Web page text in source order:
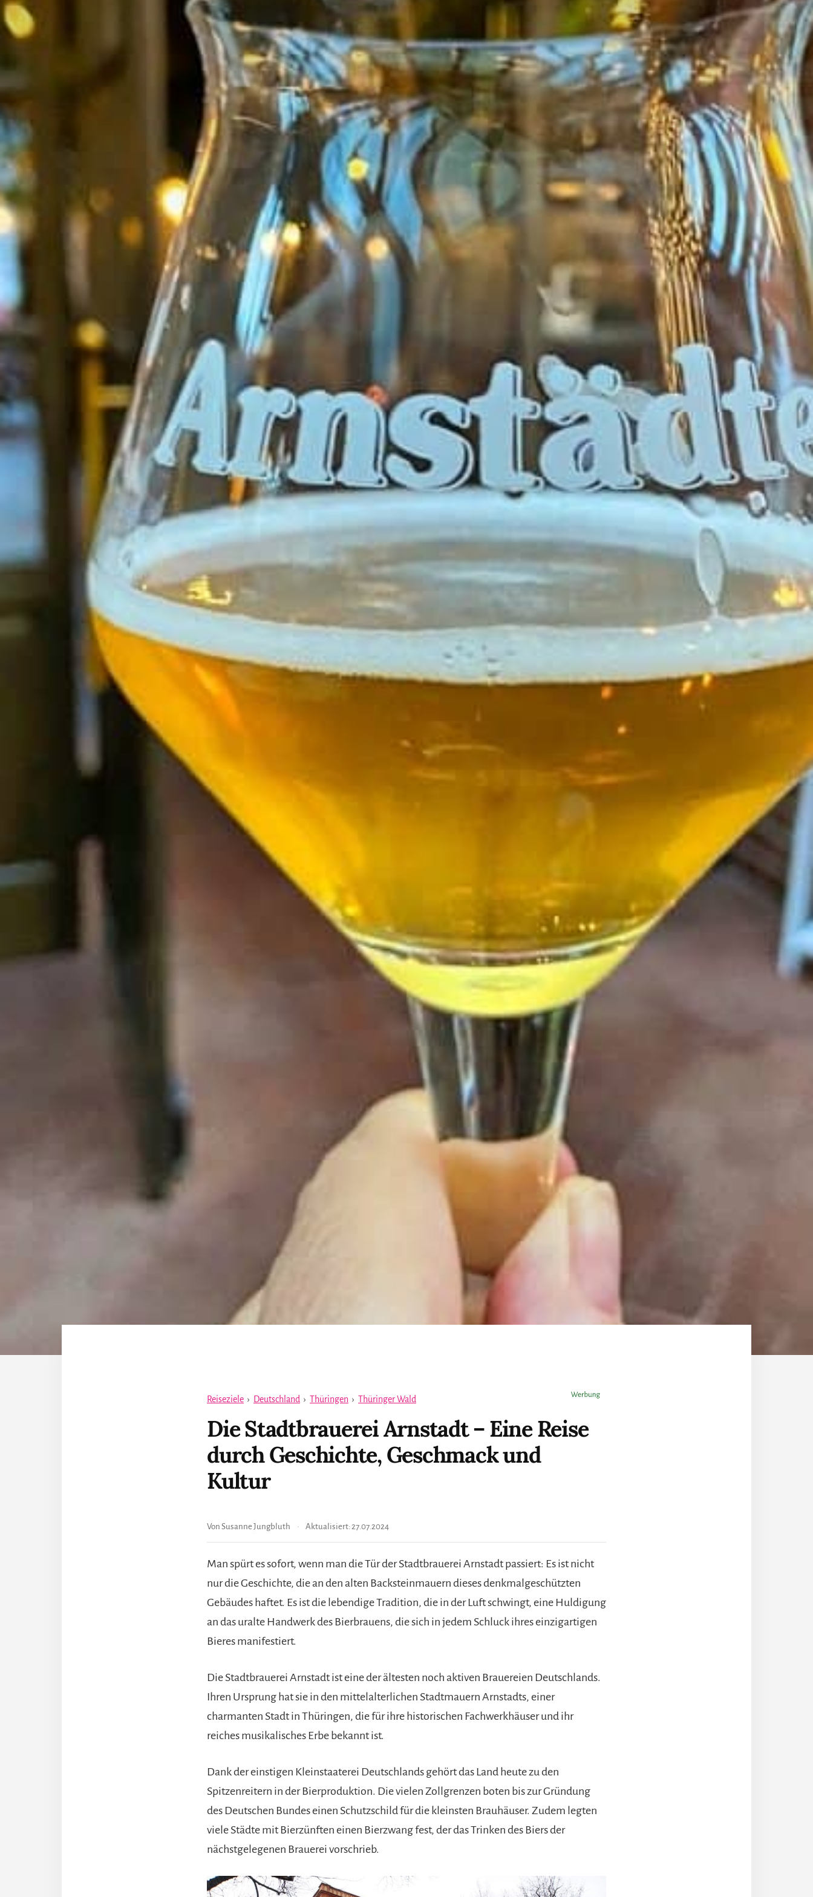
Reiseziele › Deutschland › Thüringen › Thüringer Wald
Die Stadtbrauerei Arnstadt – Eine Reise
durch Geschichte, Geschmack und
Kultur
Von Susanne Jungbluth Aktualisiert:27.07.2024
Man spürt es sofort, wenn man die Tür der Stadtbrauerei Arnstadt passiert: Es ist nicht
nur die Geschichte, die an den alten Backsteinmauern dieses denkmalgeschützten
Gebäudes haftet. Es ist die lebendige Tradition, die in der Luft schwingt, eine Huldigung
an das uralte Handwerk des Bierbrauens, die sich in jedem Schluck ihres einzigartigen
Bieres manifestiert.
Die Stadtbrauerei Arnstadt ist eine der ältesten noch aktiven Brauereien Deutschlands.
Ihren Ursprung hat sie in den mittelalterlichen Stadtmauern Arnstadts, einer
charmanten Stadt in Thüringen, die für ihre historischen Fachwerkhäuser und ihr
reiches musikalisches Erbe bekannt ist.
Dank der einstigen Kleinstaaterei Deutschlands gehört das Land heute zu den
Spitzenreitern in der Bierproduktion. Die vielen Zollgrenzen boten bis zur Gründung
des Deutschen Bundes einen Schutzschild für die kleinsten Brauhäuser. Zudem legten
viele Städte mit Bierzünften einen Bierzwang fest, der das Trinken des Biers der
nächstgelegenen Brauerei vorschrieb.